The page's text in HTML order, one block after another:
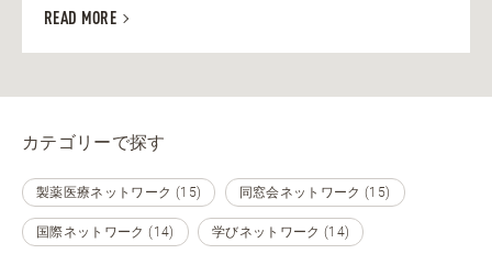
READ MORE
カテゴリーで探す
製薬医療ネットワーク (15) 同窓会ネットワーク (15)
国際ネットワーク (14) 学びネットワーク (14)